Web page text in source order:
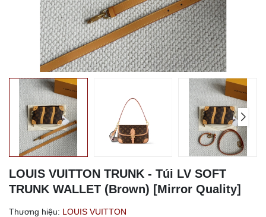
LOUIS VUITTON TRUNK - Túi LV SOFT
TRUNK WALLET (Brown) [Mirror Quality]
Thương hiệu: LOUIS VUITTON